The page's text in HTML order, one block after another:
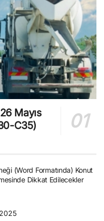
Mayıs
C35)
(Word Formatında) Konut
Dikkat Edilecekler